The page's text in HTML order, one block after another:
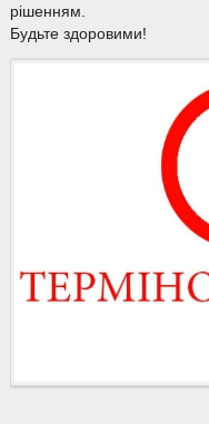
рішенням.
Будьте здоровими!